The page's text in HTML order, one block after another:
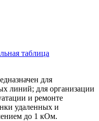
таблица
для
линий; для организации
и ремонте
удаленных и
до 1 кОм.